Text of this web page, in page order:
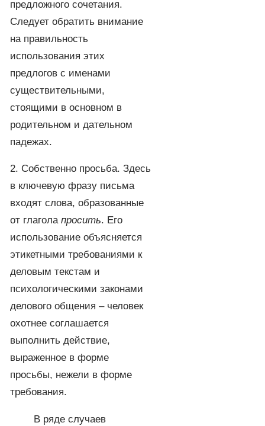
предложного сочетания.
Следует обратить внимание
на правильность
использования этих
предлогов с именами
существительными,
cтоящими в основном в
родительном и дательном
падежах.
2. Собственно просьба. Здесь
в ключевую фразу письма
входят слова, образованные
от глагола просить. Его
использование объясняется
этикетными требованиями к
деловым текстам и
психологическими законами
делового общения – человек
охотнее соглашается
выполнить действие,
выраженное в форме
просьбы, нежели в форме
требования.
В ряде случаев